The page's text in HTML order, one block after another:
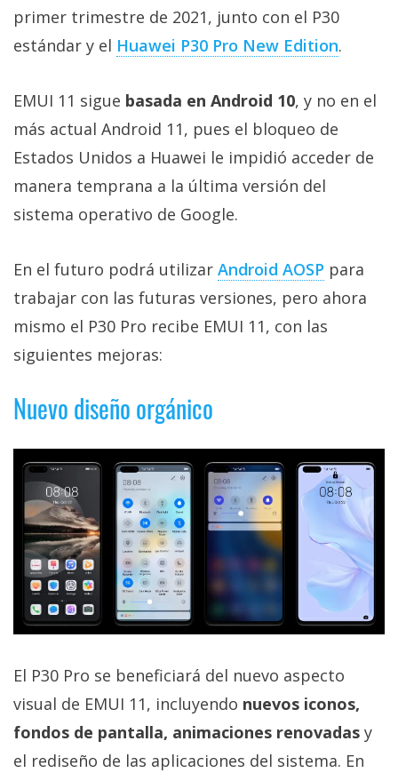
Contacto
nosotros
/
Publicidad
Cambiar
opciones
privacidad
Aviso
Legal
comunicación
digital donde
todas las
noticias sobre
tecnología,
móviles,
ordenadores,
apps,
informática,
videojuegos,
comparativas,
trucos y
tutoriales.
Informático
(CC) 2006-
2026.Algunos
reservados.
primer trimestre de 2021, junto con el P30
estándar y el Huawei P30 Pro New Edition.
EMUI 11 sigue basada en Android 10, y no en el
más actual Android 11, pues el bloqueo de
Estados Unidos a Huawei le impidió acceder de
manera temprana a la última versión del
sistema operativo de Google.
En el futuro podrá utilizar Android AOSP para
trabajar con las futuras versiones, pero ahora
mismo el P30 Pro recibe EMUI 11, con las
siguientes mejoras:
Nuevo diseño orgánico
El P30 Pro se beneficiará del nuevo aspecto
visual de EMUI 11, incluyendo nuevos iconos,
fondos de pantalla, animaciones renovadas y
el rediseño de las aplicaciones del sistema. En